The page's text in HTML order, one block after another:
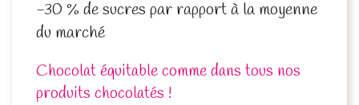
-30 % de sucres par rapport à la moyenne
du marché
Chocolat équitable comme dans tous nos
produits chocolatés !